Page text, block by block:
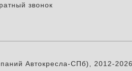
звонок
Автокресла-СПб), 2012-2026.